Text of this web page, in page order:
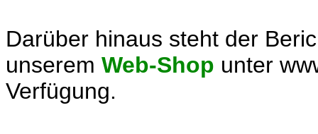
Darüber hinaus steht der
unserem Web-Shop unter
Verfügung.